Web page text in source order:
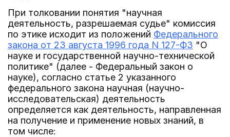
При толковании понятия "научная
деятельность, разрешаемая судье" комиссия
по этике исходит из положений Федерального
закона от 23 августа 1996 года N 127-ФЗ "О
науке и государственной научно-технической
политике" (далее - Федеральный закон о
науке), согласно статье 2 указанного
федерального закона научная (научно-
исследовательская) деятельность
определяется как деятельность, направленная
на получение и применение новых знаний, в
том числе: